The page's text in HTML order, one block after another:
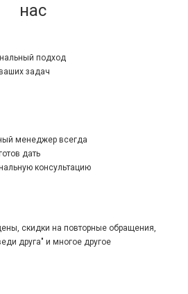
нас
подход
задач
менеджер всегда
дать
консультацию
скидки на повторные обращения,
друга" и многое другое